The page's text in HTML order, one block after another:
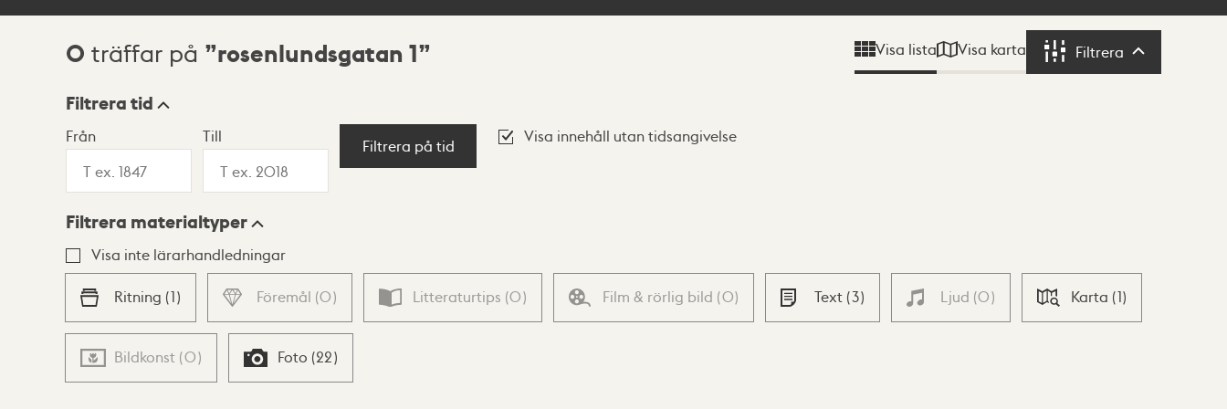
Sökresultat
0 träffar på rosenlundsgatan 1 Visa lista Visa karta Filtrera Filtrera
Visningsläge
Lista Karta
Filtrera tid
Från Till
Filtrera på tid
Visa innehåll utan tidsangivelse
Filtrera materialtyper
Visa inte lärarhandledningar
Ritning (1) Föremål (0) Litteraturtips (0) Film & rörlig bild (0) Text (3) Ljud (0) Karta (1)
Bildkonst (0) Foto (22)